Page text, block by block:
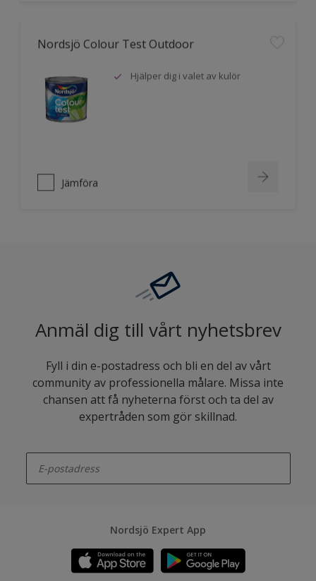
Nordsjö Colour Test Outdoor
Hjälper dig i valet av kulör
Jämföra
Anmäl dig till vårt nyhetsbrev
Fyll i din e-postadress och bli en del av vårt
community av professionella målare. Missa inte
chansen att få nyheterna först och ta del av
expertråden som gör skillnad.
Nordsjö Expert App